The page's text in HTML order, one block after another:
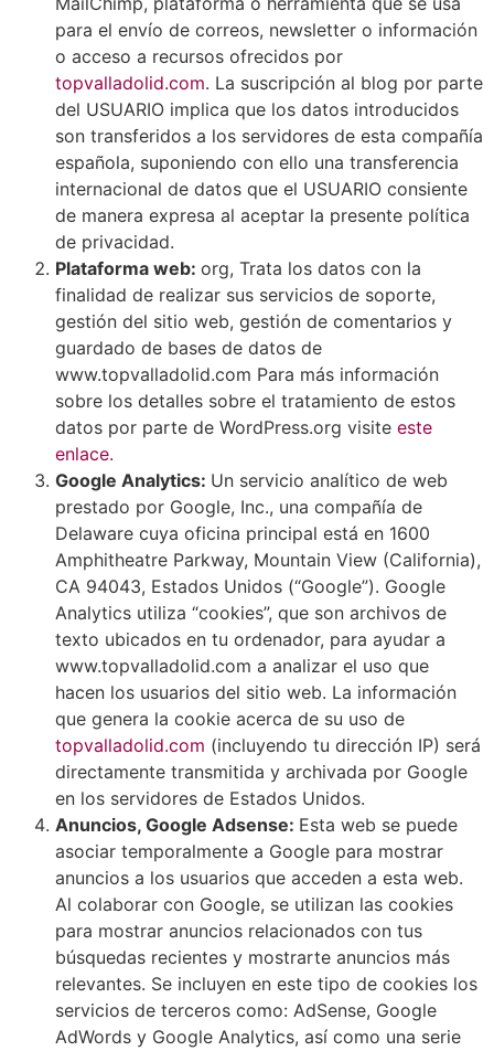
para el envío de correos, newsletter o información
o acceso a recursos ofrecidos por
topvalladolid.com. La suscripción al blog por parte
del USUARIO implica que los datos introducidos
son transferidos a los servidores de esta compañía
española, suponiendo con ello una transferencia
internacional de datos que el USUARIO consiente
de manera expresa al aceptar la presente política
de privacidad.
Plataforma web: org, Trata los datos con la
finalidad de realizar sus servicios de soporte,
gestión del sitio web, gestión de comentarios y
guardado de bases de datos de
www.topvalladolid.com Para más información
sobre los detalles sobre el tratamiento de estos
datos por parte de WordPress.org visite este
enlace.
Google Analytics: Un servicio analítico de web
prestado por Google, Inc., una compañía de
Delaware cuya oficina principal está en 1600
Amphitheatre Parkway, Mountain View (California),
CA 94043, Estados Unidos (“Google”). Google
Analytics utiliza “cookies”, que son archivos de
texto ubicados en tu ordenador, para ayudar a
www.topvalladolid.com a analizar el uso que
hacen los usuarios del sitio web. La información
que genera la cookie acerca de su uso de
topvalladolid.com (incluyendo tu dirección IP) será
directamente transmitida y archivada por Google
en los servidores de Estados Unidos.
Anuncios, Google Adsense: Esta web se puede
asociar temporalmente a Google para mostrar
anuncios a los usuarios que acceden a esta web.
Al colaborar con Google, se utilizan las cookies
para mostrar anuncios relacionados con tus
búsquedas recientes y mostrarte anuncios más
relevantes. Se incluyen en este tipo de cookies los
servicios de terceros como: AdSense, Google
AdWords y Google Analytics, así como una serie